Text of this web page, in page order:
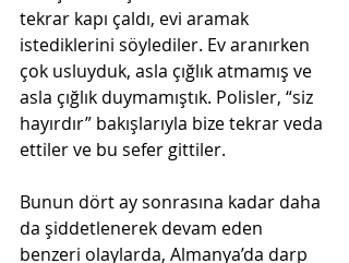
tekrar kapı çaldı, evi aramak
istediklerini söylediler. Ev aranırken
çok usluyduk, asla çığlık atmamış ve
asla çığlık duymamıştık. Polisler, “siz
hayırdır” bakışlarıyla bize tekrar veda
ettiler ve bu sefer gittiler.
Bunun dört ay sonrasına kadar daha
da şiddetlenerek devam eden
benzeri olaylarda, Almanya’da darp